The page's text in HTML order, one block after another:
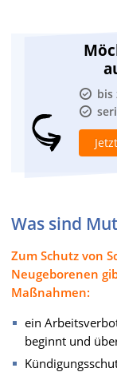
bis
Jetzt
Was sind
Zum Schutz von
Neugeborenen
Maßnahmen:
ein
beginnt und